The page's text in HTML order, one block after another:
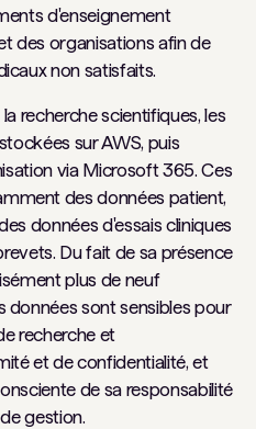
d'enseignement
des organisations afin de
non satisfaits.
recherche scientifiques, les
sur AWS, puis
via Microsoft 365. Ces
des données patient,
données d'essais cliniques
Du fait de sa présence
plus de neuf
sont sensibles pour
recherche et
et de confidentialité, et
de sa responsabilité
gestion.